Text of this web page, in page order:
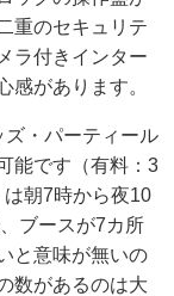
重のセキュリテ
ラ付きインター
感があります。
・パーティール
能です（有料：3
朝7時から夜10
ブースが7カ所
と意味が無いの
数があるのは大